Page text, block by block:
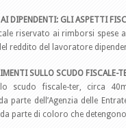
AI DIPENDENTI: GLI ASPETTI
riservato ai rimborsi spese
reddito del lavoratore
SULLO SCUDO FISCALE-
scudo fiscale-ter, circa
parte dell’Agenzia delle
parte di coloro che